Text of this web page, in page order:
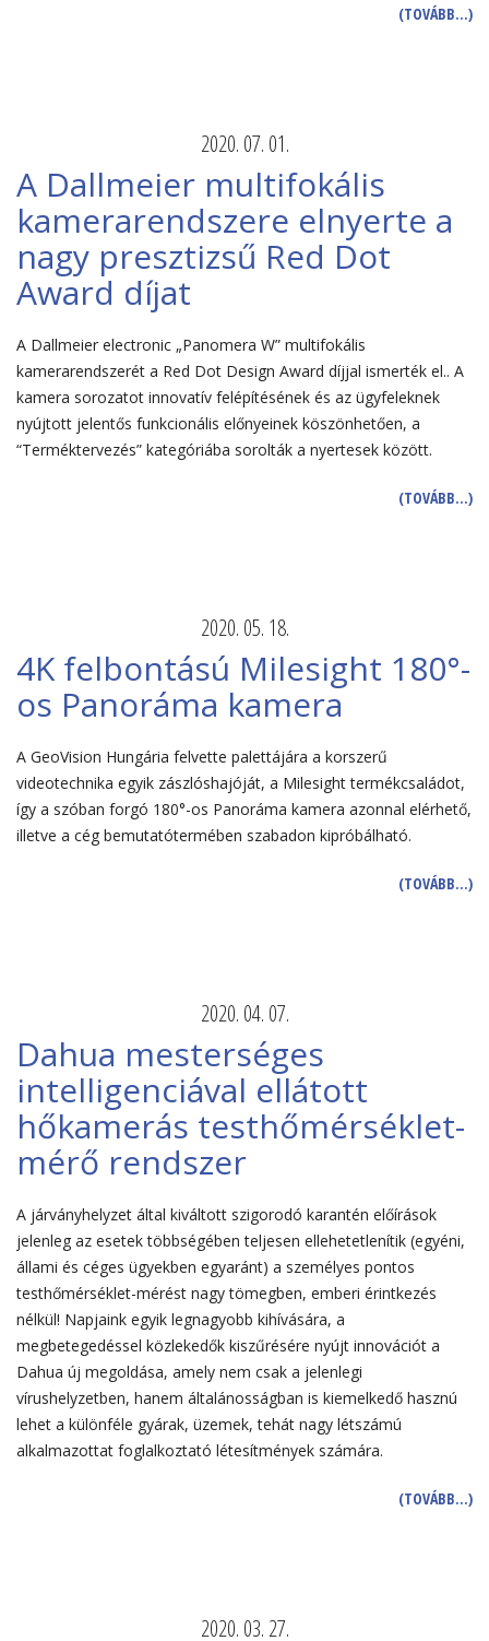
(TOVÁBB…)
2020. 07. 01.
A Dallmeier multifokális
kamerarendszere elnyerte a
nagy presztizsű Red Dot
Award díjat
A Dallmeier electronic „Panomera W” multifokális
kamerarendszerét a Red Dot Design Award díjjal ismerték el.. A
kamera sorozatot innovatív felépítésének és az ügyfeleknek
nyújtott jelentős funkcionális előnyeinek köszönhetően, a
“Terméktervezés” kategóriába sorolták a nyertesek között.
(TOVÁBB…)
2020. 05. 18.
4K felbontású Milesight 180°-
os Panoráma kamera
A GeoVision Hungária felvette palettájára a korszerű
videotechnika egyik zászlóshajóját, a Milesight termékcsaládot,
így a szóban forgó 180°-os Panoráma kamera azonnal elérhető,
illetve a cég bemutatótermében szabadon kipróbálható.
(TOVÁBB…)
2020. 04. 07.
Dahua mesterséges
intelligenciával ellátott
hőkamerás testhőmérséklet-
mérő rendszer
A járványhelyzet által kiváltott szigorodó karantén előírások
jelenleg az esetek többségében teljesen ellehetetlenítik (egyéni,
állami és céges ügyekben egyaránt) a személyes pontos
testhőmérséklet-mérést nagy tömegben, emberi érintkezés
nélkül! Napjaink egyik legnagyobb kihívására, a
megbetegedéssel közlekedők kiszűrésére nyújt innovációt a
Dahua új megoldása, amely nem csak a jelenlegi
vírushelyzetben, hanem általánosságban is kiemelkedő hasznú
lehet a különféle gyárak, üzemek, tehát nagy létszámú
alkalmazottat foglalkoztató létesítmények számára.
(TOVÁBB…)
2020. 03. 27.